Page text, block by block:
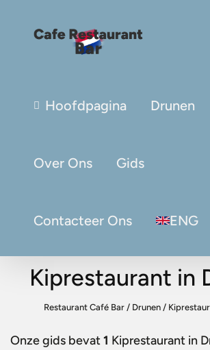
Hoofdpagina Drunen
Over Ons Gids
Contacteer Ons ENG
Kiprestaurant in
Restaurant Café Bar / Drunen /
Onze gids bevat1 Kiprestaurant in